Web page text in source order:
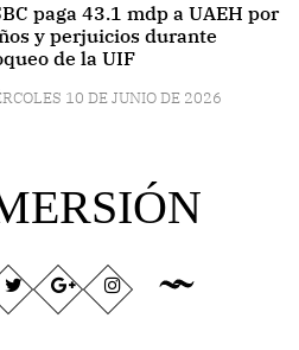
paga 43.1 mdp a UAEH por
y perjuicios durante
de la UIF
10 DE JUNIO DE 2026